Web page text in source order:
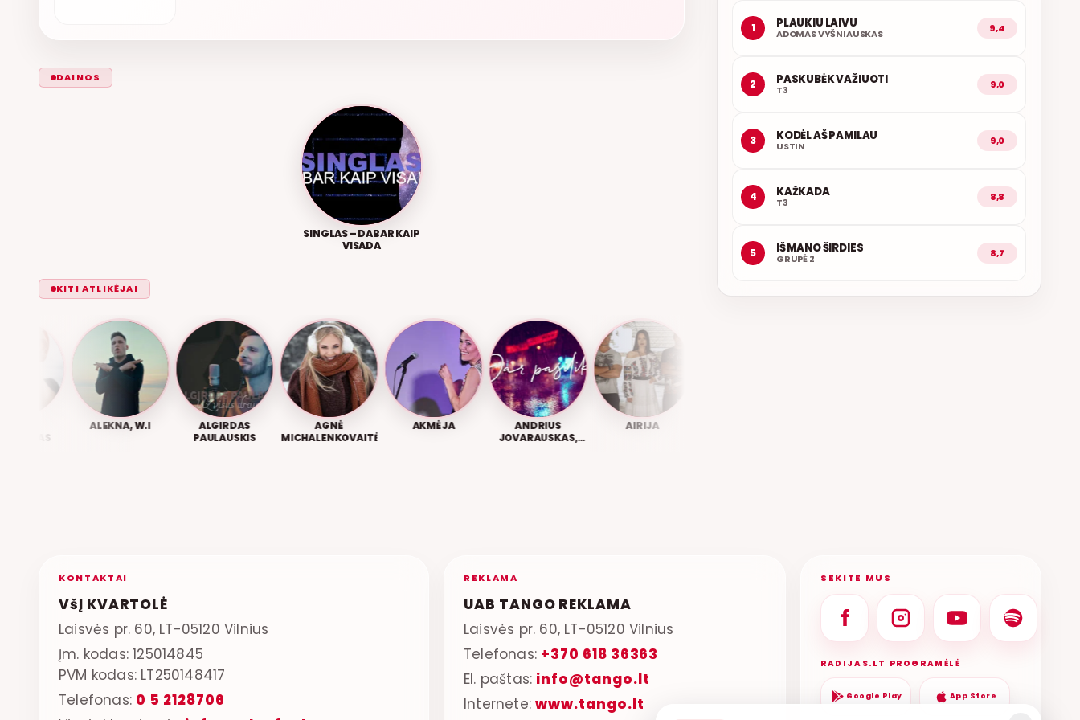
DAINOS
SINGLAS – DABAR KAIP
VISADA
KITI ATLIKĖJAI
ALEKNA, W.I
ALGIRDAS
PAULAUSKIS
AGNĖ
MICHALENKOVAITĖ
AKMĖJA
ANDRIUS
JOVARAUSKAS,
AIRIJA
1 PLAUKIU LAIVU
ADOMAS VYŠNIAUSKAS 9,4
2 PASKUBĖK VAŽIUOTI
T3 9,0
3 KODĖL AŠ PAMILAU
USTIN 9,0
4 KAŽKADA
T3 8,8
5 IŠ MANO ŠIRDIES
GRUPĖ 2 8,7
KONTAKTAI
VšĮ KVARTOLĖ
Laisvės pr. 60, LT-05120 Vilnius
Įm. kodas: 125014845
PVM kodas: LT250148417
Telefonas: 0 5 2128706
REKLAMA
UAB TANGO REKLAMA
Laisvės pr. 60, LT-05120 Vilnius
Telefonas: +370 618 36363
El. paštas: info@tango.lt
Internete:www.tango.lt
SEKITE MUS
RADIJAS.LT PROGRAMĖLĖ
Google Play App Store